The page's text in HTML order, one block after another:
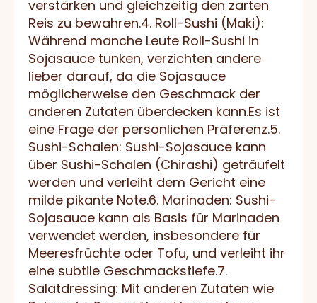
verstärken und gleichzeitig den zarten
Reis zu bewahren.4. Roll-Sushi (Maki):
Während manche Leute Roll-Sushi in
Sojasauce tunken, verzichten andere
lieber darauf, da die Sojasauce
möglicherweise den Geschmack der
anderen Zutaten überdecken kann.Es ist
eine Frage der persönlichen Präferenz.5.
Sushi-Schalen: Sushi-Sojasauce kann
über Sushi-Schalen (Chirashi) geträufelt
werden und verleiht dem Gericht eine
milde pikante Note.6. Marinaden: Sushi-
Sojasauce kann als Basis für Marinaden
verwendet werden, insbesondere für
Meeresfrüchte oder Tofu, und verleiht ihr
eine subtile Geschmackstiefe.7.
Salatdressing: Mit anderen Zutaten wie